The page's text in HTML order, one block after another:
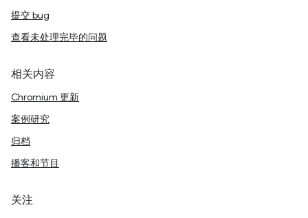
提交 bug
查看未处理完毕的问题
相关内容
Chromium 更新
案例研究
归档
播客和节目
关注